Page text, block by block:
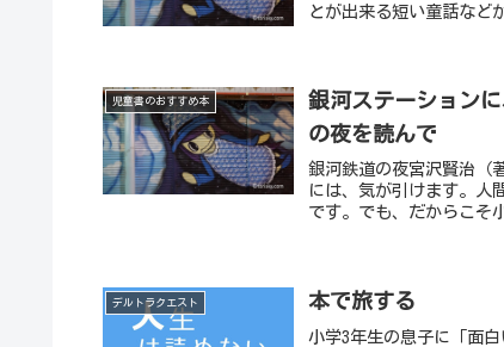
とが出来る短い童話など
児童書のおすすめ本
銀河ステーション
の夜を読んで
銀河鉄道の夜宮沢賢治（
には、気が引けます。人
です。でも、だからこそ
デルトラクエスト 本で旅する
小学3年生の息子に「面